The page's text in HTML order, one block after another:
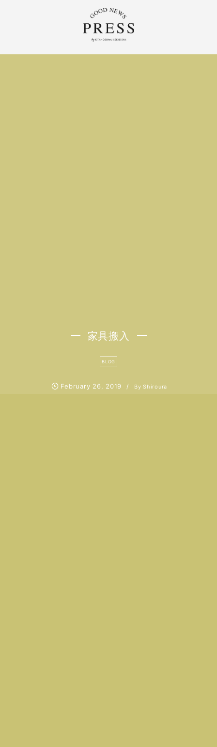
家具搬入
BLOG
February 26 2019 ByShiroura